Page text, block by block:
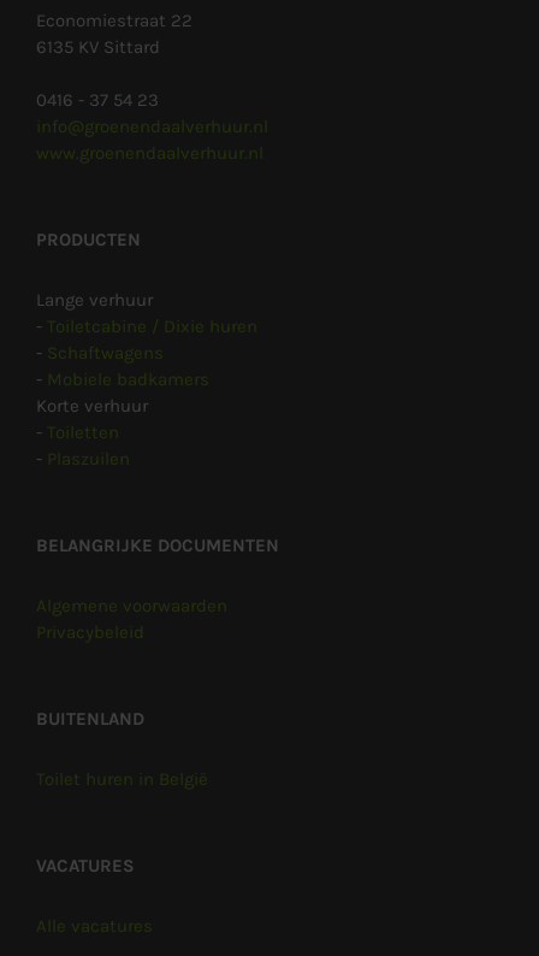
Economiestraat 22
6135 KV Sittard
0416 - 37 54 23
info@groenendaalverhuur.nl
www.groenendaalverhuur.nl
PRODUCTEN
Lange verhuur
- Toiletcabine / Dixie huren
- Schaftwagens
- Mobiele badkamers
Korte verhuur
- Toiletten
- Plaszuilen
BELANGRIJKE DOCUMENTEN
Algemene voorwaarden
Privacybeleid
BUITENLAND
Toilet huren in België
VACATURES
Alle vacatures